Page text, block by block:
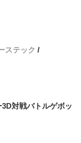
ステック
対戦バトルゲボッ